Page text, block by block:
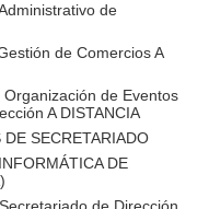
de
de Comercios A
de Eventos
A DISTANCIA
SECRETARIADO
DE